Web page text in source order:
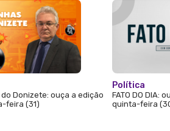
Donizete: ouça a edição
feira (31)
Política
FATO DO DIA:
quinta-feira